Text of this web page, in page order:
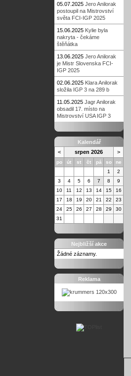
05.07.2025 Jero Anilorak
postoupil na Mistrovství
světa FCI-IGP 2025
15.06.2025 Kylie byla
nakryta - čekáme
štěňátka
13.06.2025 Jero Anilorak
je Mistr Slovenska FCI-
IGP 2025
02.06.2025 Klara Anilorak
složila IGP 3 na 289 b
11.05.2025 Jagr Anilorak
obsadil 17. místo na
Mistrovství USA IGP 3
Kalendář
<
srpen 2026 >
po út st čt pá so
ne
1
2
3
4 5 6 7 8
9
10
11 12 13 14 15
16
17
18 19 20 21 22
23
24
25 26 27 28 29
30
31
Nejbližší akce
Žádné záznamy.
Reklama